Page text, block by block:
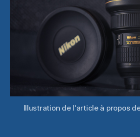
Illustration de l'article à propos